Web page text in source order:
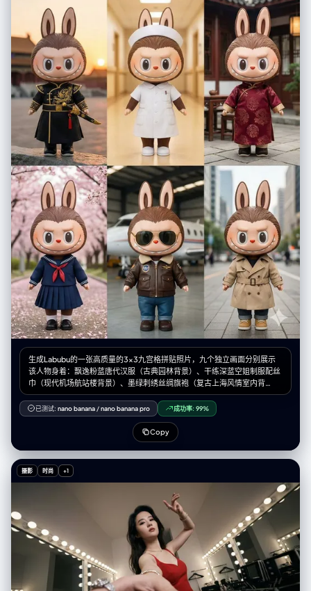
生成Labubu的一张高质量的3x3九宫格拼贴照片，九个独立画面分别展示
该人物身着：飘逸粉蓝唐代汉服（古典园林背景）、干练深蓝空姐制服配丝
巾（现代机场航站楼背景）、墨绿刺绣丝绸旗袍（复古上海风情室内背
景）、威武黑金锦衣卫飞鱼服配绣春刀（黄昏故宫背景）、洁白现代护士服
（明亮温馨医院背景）、典雅酒红织锦唐装（传统茶楼庭院背景）、青春海
军蓝JK制服百褶裙（樱花盛开校园背景）、帅气皮革飞行员夹克制服戴墨镜
（机库飞机旁背景）以及时尚米色风衣休闲装（现代都市街景背景），整体
画面要求电影感光影、细节精致且色彩和谐统一。宽高比9:16
已测试: nano banana /nano banana pro 成功率: 99%
Copy
摄影 时尚 +1